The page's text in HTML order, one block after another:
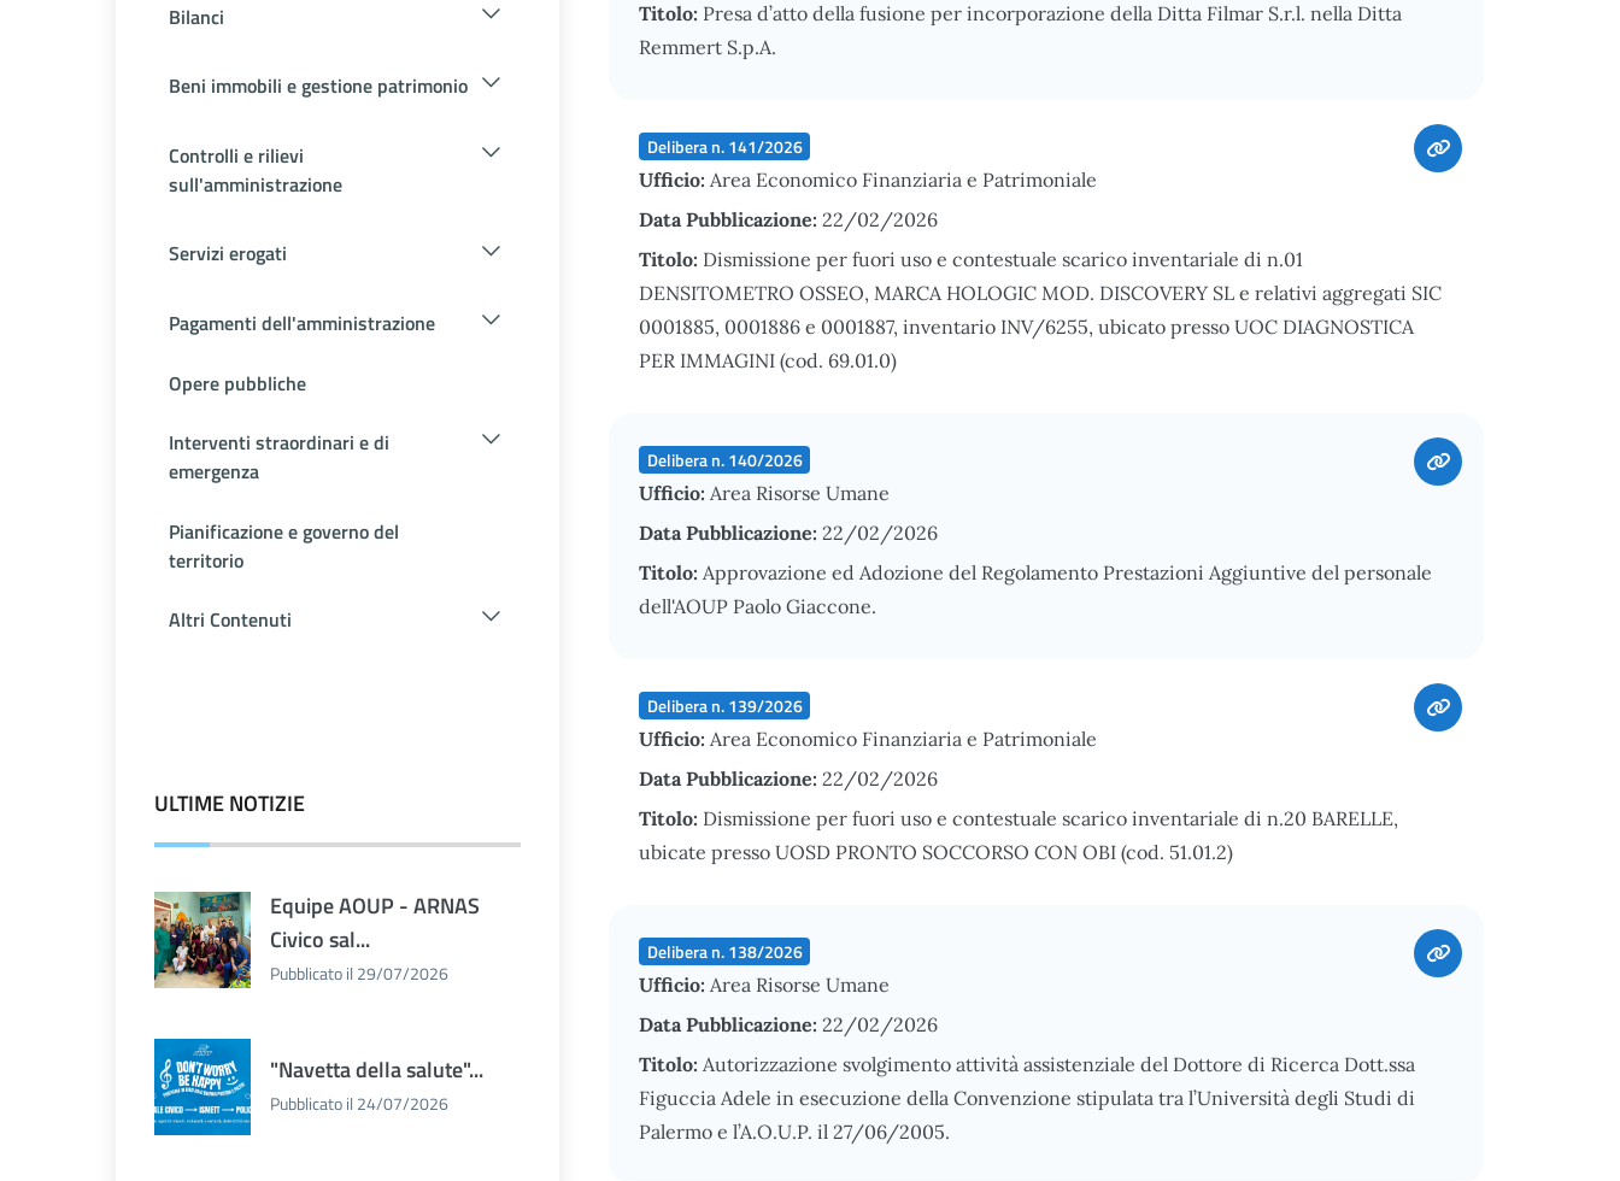
Bilanci
Beni immobili e gestione patrimonio
Controlli e rilievi
sull'amministrazione
Servizi erogati
Pagamenti dell'amministrazione
Opere pubbliche
Interventi straordinari e di
emergenza
Pianificazione e governo del
territorio
Altri Contenuti
ULTIME NOTIZIE
Equipe AOUP - ARNAS
Civico sal...
Pubblicato il 29/07/2026
"Navetta della salute"...
Pubblicato il 24/07/2026
Titolo: Presa d’atto della fusione per incorporazione della Ditta Filmar S.r.l. nella Ditta
Remmert S.p.A.
Delibera n. 141/2026
Ufficio: Area Economico Finanziaria e Patrimoniale
Data Pubblicazione: 22/02/2026
Titolo: Dismissione per fuori uso e contestuale scarico inventariale di n.01
DENSITOMETRO OSSEO, MARCA HOLOGIC MOD. DISCOVERY SL e relativi aggregati SIC
0001885, 0001886 e 0001887, inventario INV/6255, ubicato presso UOC DIAGNOSTICA
PER IMMAGINI (cod. 69.01.0)
Delibera n. 140/2026
Ufficio: Area Risorse Umane
Data Pubblicazione: 22/02/2026
Titolo: Approvazione ed Adozione del Regolamento Prestazioni Aggiuntive del personale
dell'AOUP Paolo Giaccone.
Delibera n. 139/2026
Ufficio: Area Economico Finanziaria e Patrimoniale
Data Pubblicazione: 22/02/2026
Titolo: Dismissione per fuori uso e contestuale scarico inventariale di n.20 BARELLE,
ubicate presso UOSD PRONTO SOCCORSO CON OBI (cod. 51.01.2)
Delibera n. 138/2026
Ufficio: Area Risorse Umane
Data Pubblicazione: 22/02/2026
Titolo: Autorizzazione svolgimento attività assistenziale del Dottore di Ricerca Dott.ssa
Figuccia Adele in esecuzione della Convenzione stipulata tra l’Università degli Studi di
Palermo e l’A.O.U.P. il 27/06/2005.